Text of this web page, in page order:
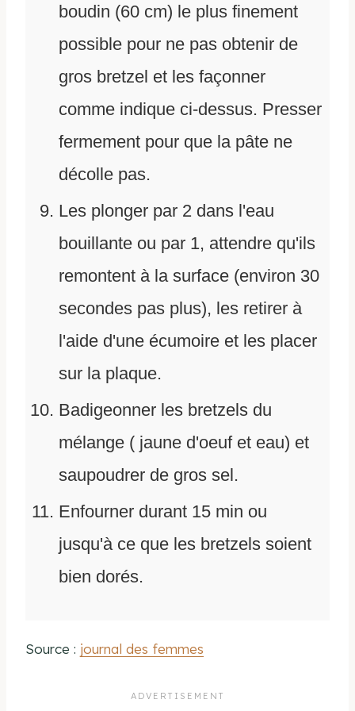
boudin (60 cm) le plus finement
possible pour ne pas obtenir de
gros bretzel et les façonner
comme indique ci-dessus. Presser
fermement pour que la pâte ne
décolle pas.
Les plonger par 2 dans l'eau
bouillante ou par 1, attendre qu'ils
remontent à la surface (environ 30
secondes pas plus), les retirer à
l'aide d'une écumoire et les placer
sur la plaque.
Badigeonner les bretzels du
mélange ( jaune d'oeuf et eau) et
saupoudrer de gros sel.
Enfourner durant 15 min ou
jusqu'à ce que les bretzels soient
bien dorés.
Source : journal des femmes